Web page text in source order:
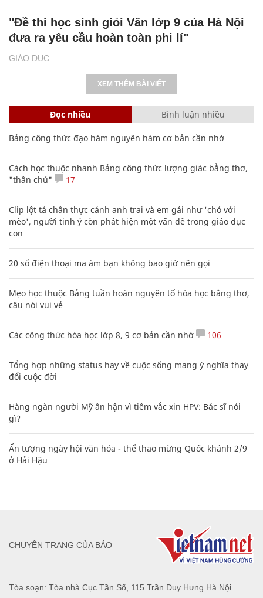
GIÁO DỤC
"Đề thi học sinh giỏi Văn lớp 9 của Hà Nội
đưa ra yêu cầu hoàn toàn phi lí"
XEM THÊM BÀI VIẾT
Đọc nhiều Bình luận nhiều
Bảng công thức đạo hàm nguyên hàm cơ bản cần nhớ
Cách học thuộc nhanh Bảng công thức lượng giác bằng thơ,
"thần chú"
17
Clip lột tả chân thực cảnh anh trai và em gái như 'chó với
mèo', người tinh ý còn phát hiện một vấn đề trong giáo dục
con
20 số điện thoại ma ám bạn không bao giờ nên gọi
Mẹo học thuộc Bảng tuần hoàn nguyên tố hóa học bằng thơ,
câu nói vui vẻ
Các công thức hóa học lớp 8, 9 cơ bản cần nhớ 106
Tổng hợp những status hay về cuộc sống mang ý nghĩa thay
đổi cuộc đời
Hàng ngàn người Mỹ ân hận vì tiêm vắc xin HPV: Bác sĩ nói
gì?
Ấn tượng ngày hội văn hóa - thể thao mừng Quốc khánh 2/9
ở Hải Hậu
Tòa soạn: Tòa nhà Cục Tần Số, 115 Trần Duy Hưng Hà Nội
CHUYÊN TRANG CỦA BÁO